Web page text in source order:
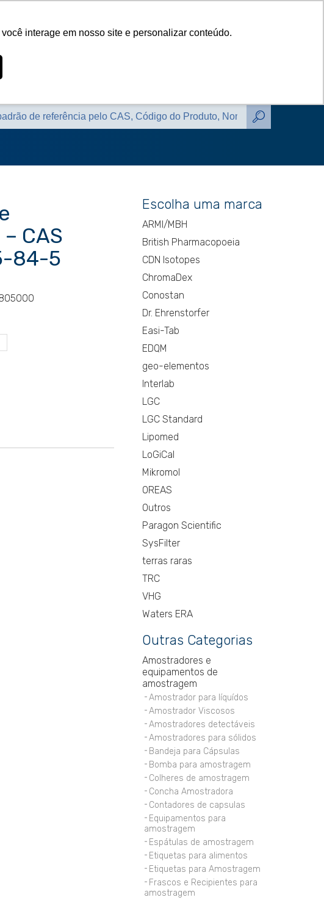
interage em nosso site e personalizar conteúdo.
Catálogos Contato Blog
CAS
84-5
Escolha uma marca
ARMI/MBH
British Pharmacopoeia
CDN Isotopes
ChromaDex
Conostan
Dr. Ehrenstorfer
Easi-Tab
EDQM
geo-elementos
Interlab
LGC
LGC Standard
Lipomed
LoGiCal
Mikromol
OREAS
Outros
Paragon Scientific
SysFilter
terras raras
TRC
VHG
Waters ERA
Outras Categorias
Amostradores e
equipamentos de
amostragem
Amostrador para líquídos
Amostrador Viscosos
Amostradores detectáveis
Amostradores para sólidos
Bandeja para Cápsulas
Bomba para amostragem
Colheres de amostragem
Concha Amostradora
Contadores de capsulas
Equipamentos para
amostragem
Espátulas de amostragem
Etiquetas para alimentos
Etiquetas para Amostragem
Frascos e Recipientes para
amostragem